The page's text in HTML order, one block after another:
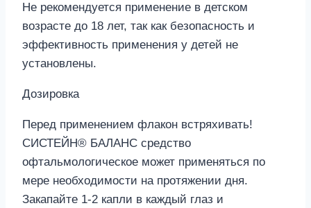
Не рекомендуется применение в детском
возрасте до 18 лет, так как безопасность и
эффективность применения у детей не
установлены.
Дозировка
Перед применением флакон встряхивать!
СИСТЕЙН® БАЛАНС средство
офтальмологическое может применяться по
мере необходимости на протяжении дня.
Закапайте 1-2 капли в каждый глаз и